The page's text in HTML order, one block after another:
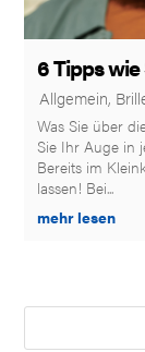
6 Tipps
|
Allgemein,
Was Sie über
Sie Ihr Auge in
Bereits im
lassen! Bei...
mehr lesen